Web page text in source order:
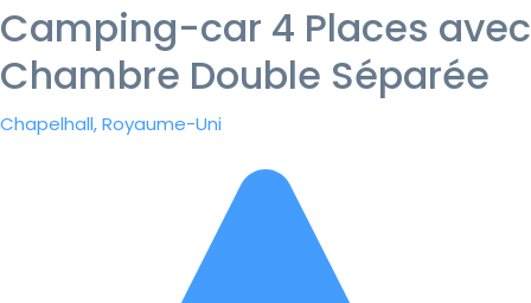
Camping-car 4 Places avec
Chambre Double Séparée
Chapelhall, Royaume-Uni